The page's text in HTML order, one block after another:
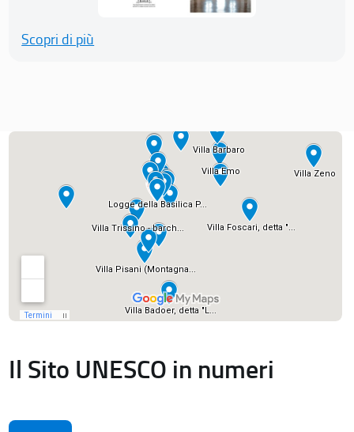
Scopri di più
Il Sito UNESCO in numeri